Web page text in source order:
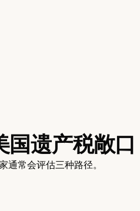
国遗产税敞口
通常会评估三种路径。